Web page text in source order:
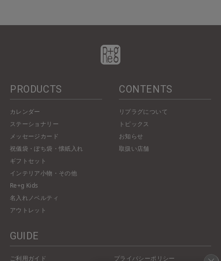
PRODUCTS
カレンダー
ステーショナリー
メッセージカード
祝儀袋・ぽち袋・懐紙入れ
ギフトセット
インテリア小物・その他
Re+g Kids
名入れノベルティ
アウトレット
CONTENTS
リプラグについて
トピックス
お知らせ
取扱い店舗
GUIDE
ご利用ガイド プライバシーポリシー